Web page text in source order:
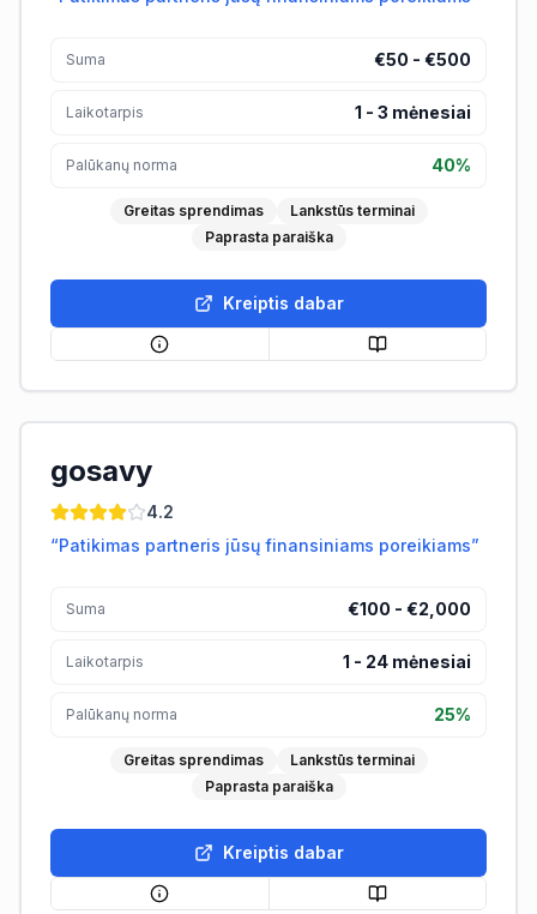
Suma €50 - €500
Laikotarpis 1 - 3 mėnesiai
Palūkanų norma 40%
Greitas sprendimas
Lankstūs terminai
Paprasta paraiška
Kreiptis dabar
gosavy
4.2
“Patikimas partneris jūsų finansiniams poreikiams”
Suma €100 - €2,000
Laikotarpis 1 - 24 mėnesiai
Palūkanų norma 25%
Greitas sprendimas
Lankstūs terminai
Paprasta paraiška
Kreiptis dabar